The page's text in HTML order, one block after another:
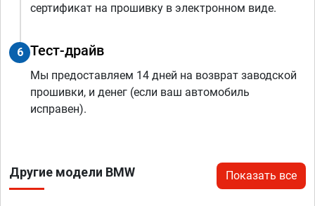
сертификат на прошивку в электронном виде.
6 Тест-драйв
Мы предоставляем 14 дней на возврат заводской
прошивки, и денег (если ваш автомобиль
исправен).
Другие модели BMW Показать все